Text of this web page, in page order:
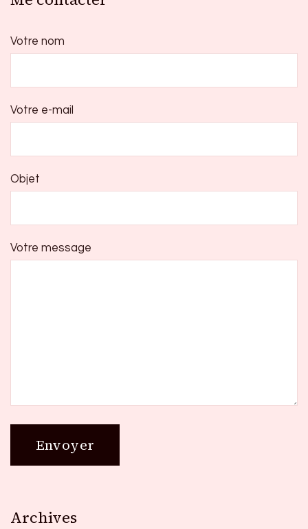
Votre nom
Votre e-mail
Objet
Votre message
Archives